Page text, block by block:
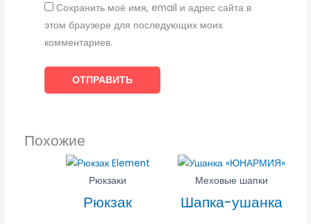
Сохранить моё имя, email и адрес сайта в
этом браузере для последующих моих
комментариев.
Похожие
Рюкзаки
Рюкзак
Меховые шапки
Шапка-ушанка